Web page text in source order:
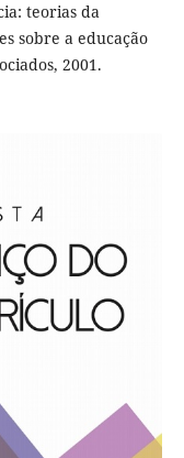
teorias da
sobre a educação
2001.